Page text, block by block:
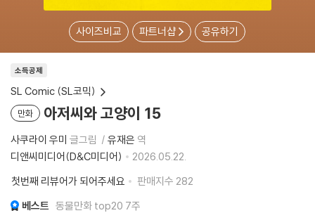
사이즈비교 파트너샵 공유하기
소득공제
SL Comic (SL코믹)
만화 아저씨와 고양이 15
사쿠라이 우미 글그림 유재은 역
디앤씨미디어(D&C미디어)
2026.05.22.
첫번째 리뷰어가 되어주세요
판매지수 282
베스트 동물만화 top20 7주